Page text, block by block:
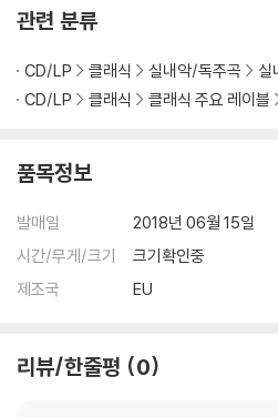
관련 분류
CD/LP 클래식 실내악/독주곡 실
CD/LP
클래식 클래식 주요 레이블
품목정보
발매일
2018년 06월 15일
시간/무게/크기
크기확인중
제조국
EU
리뷰/한줄평 0